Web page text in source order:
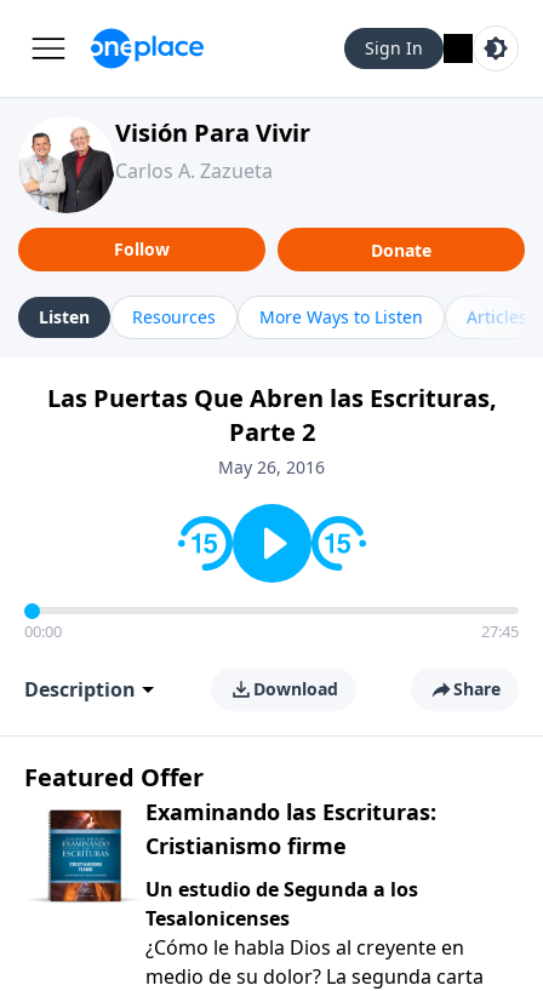
Sign In
Visión Para Vivir
Carlos A. Zazueta
Follow Donate
Listen Resources More Ways to Listen Articles
Las Puertas Que Abren las Escrituras,
Parte 2
May 26, 2016
00:00 27:45
Description Download Share
Featured Offer
Examinando las Escrituras:
Cristianismo firme
Un estudio de Segunda a los
Tesalonicenses
¿Cómo le habla Dios al creyente en
medio de su dolor? La segunda carta